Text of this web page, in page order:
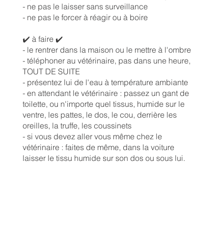
- ne pas le laisser sans surveillance
- ne pas le forcer à réagir ou à boire
✔️ à faire ✔️
- le rentrer dans la maison ou le mettre à l'ombre
- téléphoner au vétérinaire, pas dans une heure,
TOUT DE SUITE
- présentez lui de l'eau à température ambiante
- en attendant le vétérinaire : passez un gant de
toilette, ou n'importe quel tissus, humide sur le
ventre, les pattes, le dos, le cou, derrière les
oreilles, la truffe, les coussinets
- si vous devez aller vous même chez le
vétérinaire : faites de même, dans la voiture
laisser le tissu humide sur son dos ou sous lui.